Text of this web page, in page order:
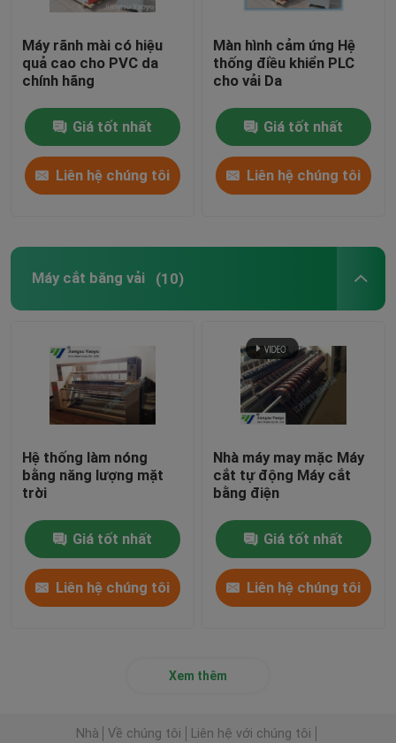
Máy rãnh mài có hiệu
quả cao cho PVC da
chính hãng
Giá tốt nhất
Liên hệ chúng tôi
Màn hình cảm ứng Hệ
thống điều khiển PLC
cho vải Da
Giá tốt nhất
Liên hệ chúng tôi
Máy cắt băng vải (10)
Hệ thống làm nóng
bằng năng lượng mặt
trời
Giá tốt nhất
Liên hệ chúng tôi
Nhà máy may mặc Máy
cắt tự động Máy cắt
bằng điện
Giá tốt nhất
Liên hệ chúng tôi
Xem thêm
Nhà Về chúng tôi Liên hệ với chúng tôi